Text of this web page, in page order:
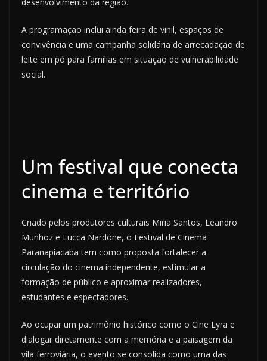
A programação inclui ainda feira de vinil, espaços de
convivência e uma campanha solidária de arrecadação de
leite em pó para famílias em situação de vulnerabilidade
social.
Um festival que conecta
cinema e território
Criado pelos produtores culturais Miriã Santos, Leandro
Munhoz e Lucca Nardone, o Festival de Cinema
Paranapiacaba tem como proposta fortalecer a
circulação do cinema independente, estimular a
formação de público e aproximar realizadores,
estudantes e espectadores.
Ao ocupar um patrimônio histórico como o Cine Lyra e
dialogar diretamente com a memória e a paisagem da
vila ferroviária, o evento se consolida como uma das